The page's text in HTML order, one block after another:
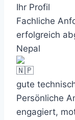
Ihr Profil
Fachliche
erfolgreich
Nepal
gute
Persönliche
engagiert,